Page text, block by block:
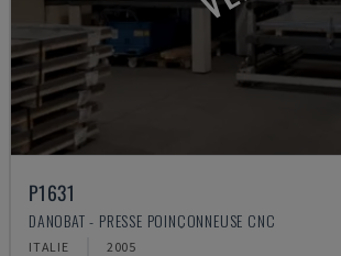
P1631
DANOBAT - PRESSE POINÇONNEUSE CNC
ITALIE 2005